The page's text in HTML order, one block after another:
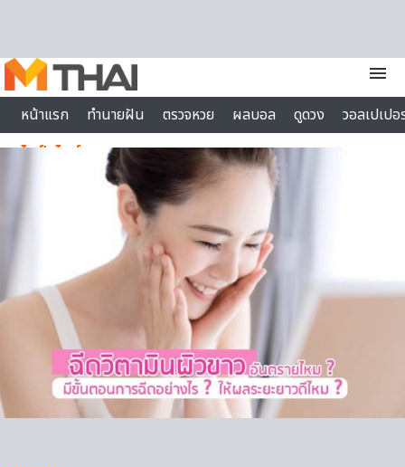
menu
หน้าแรก
ทำนายฝัน ตรวจหวย ผลบอล ดูดวง
วอลเปเป
ไลฟ์สไตล์